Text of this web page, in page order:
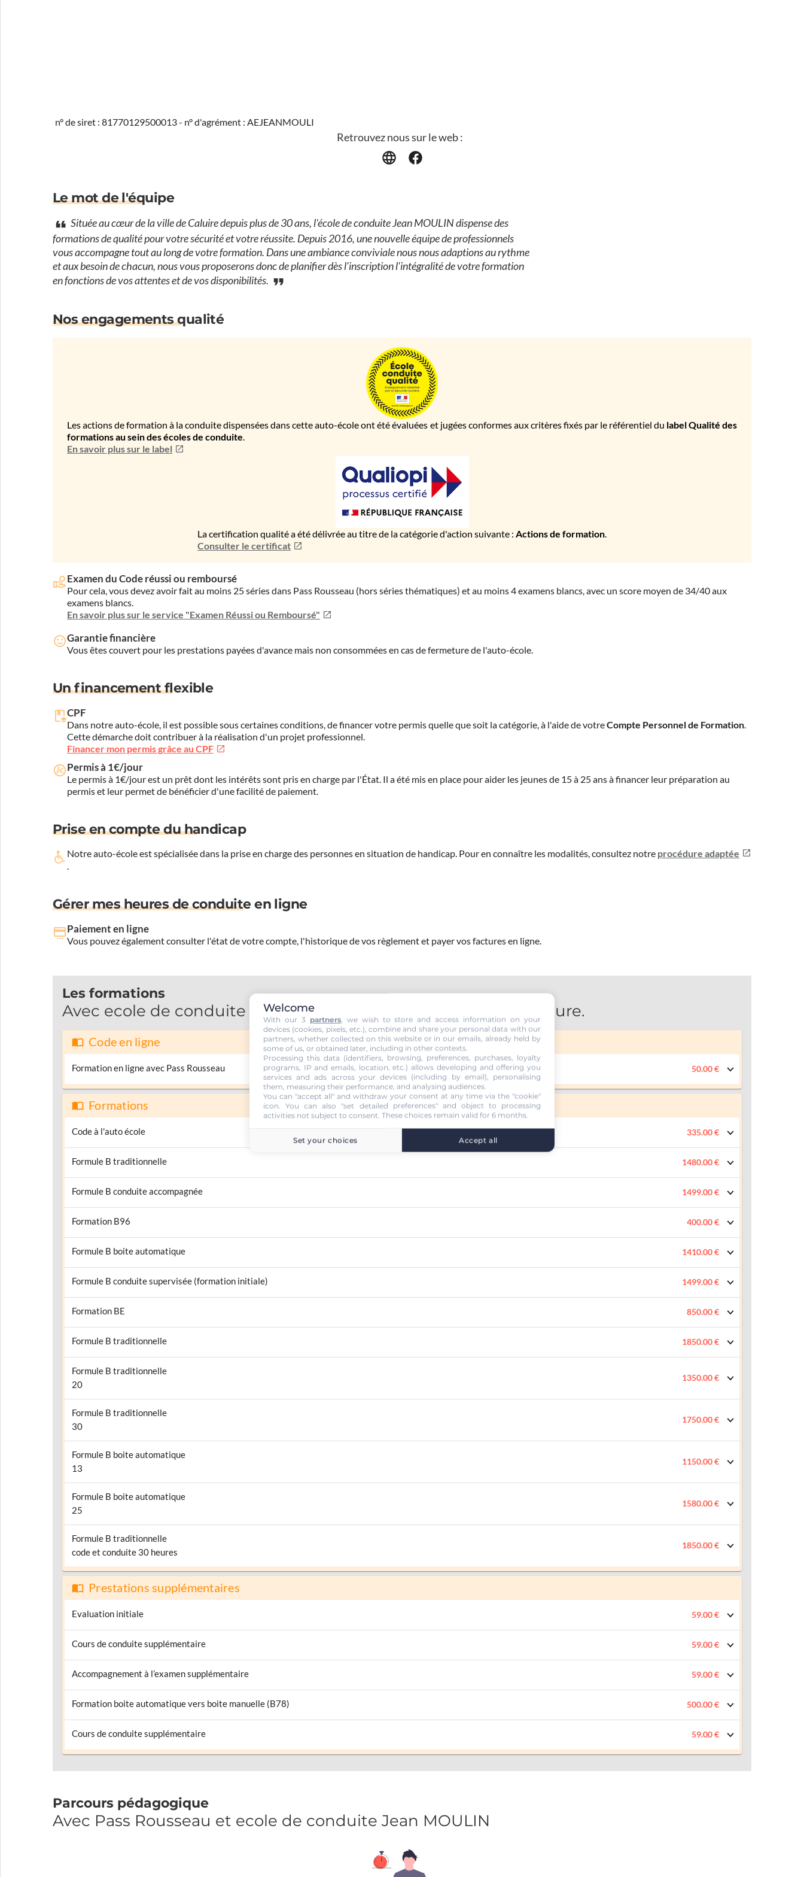
n° de siret : 81770129500013 - n° d'agrément : AEJEANMOULI
Retrouvez nous sur le web :
Le mot de l'équipe
Située au cœur de la ville de Caluire depuis plus de 30 ans, l'école de conduite Jean MOULIN dispense des
formations de qualité pour votre sécurité et votre réussite. Depuis 2016, une nouvelle équipe de professionnels
vous accompagne tout au long de votre formation. Dans une ambiance conviviale nous nous adaptions au rythme
et aux besoin de chacun, nous vous proposerons donc de planifier dès l'inscription l'intégralité de votre formation
en fonctions de vos attentes et de vos disponibilités.
Nos engagements qualité
Les actions de formation à la conduite dispensées dans cette auto-école ont été évaluées et jugées conformes aux critères fixés par le référentiel du label Qualité des
formations au sein des écoles de conduite.
En savoir plus sur le label
La certification qualité a été délivrée au titre de la catégorie d'action suivante : Actions de formation.
Consulter le certificat
Examen du Code réussi ou remboursé
Pour cela, vous devez avoir fait au moins 25 séries dans Pass Rousseau (hors séries thématiques) et au moins 4 examens blancs, avec un score moyen de 34/40 aux
examens blancs.
En savoir plus sur le service "Examen Réussi ou Remboursé"
Garantie financière
Vous êtes couvert pour les prestations payées d'avance mais non consommées en cas de fermeture de l'auto-école.
Un financement flexible
CPF
Dans notre auto-école, il est possible sous certaines conditions, de financer votre permis quelle que soit la catégorie, à l'aide de votreCompte Personnel de Formation.
Cette démarche doit contribuer à la réalisation d'un projet professionnel.
Financer mon permis grâce au CPF
Permis à 1€/jour
Le permis à 1€/jour est un prêt dont les intérêts sont pris en charge par l'État. Il a été mis en place pour aider les jeunes de 15 à 25 ans à financer leur préparation au
permis et leur permet de bénéficier d'une facilité de paiement.
Prise en compte du handicap
Notre auto-école est spécialisée dans la prise en charge des personnes en situation de handicap. Pour en connaître les modalités, consultez notre procédure adaptée
.
Gérer mes heures de conduite en ligne
Paiement en ligne
Vous pouvez également consulter l'état de votre compte, l'historique de vos règlement et payer vos factures en ligne.
Les formations
Avec ecole de conduite Jean MOULIN, passez votre permis voiture.
Code en ligne
Formation en ligne avec Pass Rousseau 50.00 €
Formations
Code à l'auto école 335.00 €
Formule B traditionnelle 1480.00 €
Formule B conduite accompagnée 1499.00 €
Formation B96 400.00 €
Formule B boite automatique 1410.00 €
Formule B conduite supervisée (formation initiale) 1499.00 €
Formation BE 850.00 €
Formule B traditionnelle 1850.00 €
Formule B traditionnelle
20
1350.00 €
Formule B traditionnelle
30
1750.00 €
Formule B boite automatique
13
1150.00 €
Formule B boite automatique
25
1580.00 €
Formule B traditionnelle
code et conduite 30 heures
1850.00 €
Prestations supplémentaires
Evaluation initiale 59.00 €
Cours de conduite supplémentaire 59.00 €
Accompagnement à l’examen supplémentaire 59.00 €
Formation boite automatique vers boite manuelle (B78) 500.00 €
Cours de conduite supplémentaire 59.00 €
Parcours pédagogique
Avec Pass Rousseau et ecole de conduite Jean MOULIN
Welcome
With our 3 partners, we wish to store and access information on your
devices (cookies, pixels, etc.), combine and share your personal data with our
partners, whether collected on this website or in our emails, already held by
some of us, or obtained later, including in other contexts.
Processing this data (identifiers, browsing, preferences, purchases, loyalty
programs, IP and emails, location, etc.) allows developing and offering you
services and ads across your devices (including by email), personalising
them, measuring their performance, and analysing audiences.
You can "accept all" and withdraw your consent at any time via the "cookie"
icon . You can also "set detailed preferences" and object to processing
activities not subject to consent. These choices remain valid for 6 months.
Set your choices Accept all